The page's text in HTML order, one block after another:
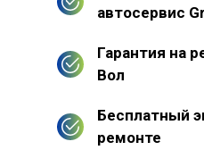
автосервис
Гарантия на
Вол
Бесплатный
ремонте